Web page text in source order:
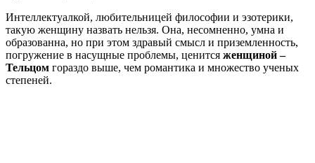
Интеллектуалкой, любительницей философии и эзотерики,
такую женщину назвать нельзя. Она, несомненно, умна и
образованна, но при этом здравый смысл и приземленность,
погружение в насущные проблемы, ценится женщиной –
Тельцом гораздо выше, чем романтика и множество ученых
степеней.